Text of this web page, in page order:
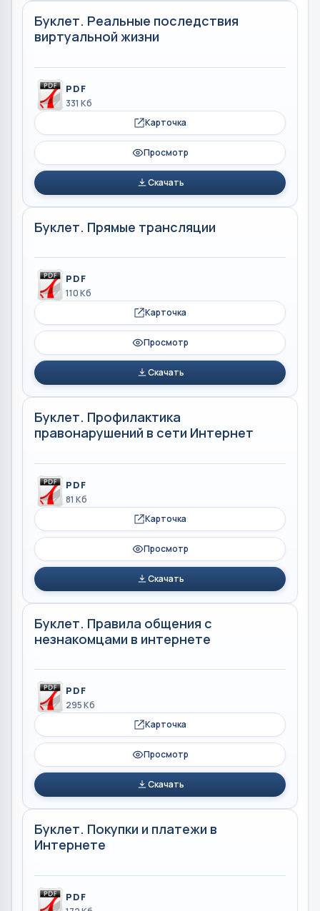
Буклет. Реальные последствия
виртуальной жизни
PDF
331 Кб
Карточка
Просмотр
Скачать
Буклет. Прямые трансляции
PDF
110 Кб
Карточка
Просмотр
Скачать
Буклет. Профилактика
правонарушений в сети Интернет
PDF
81 Кб
Карточка
Просмотр
Скачать
Буклет. Правила общения с
незнакомцами в интернете
PDF
295 Кб
Карточка
Просмотр
Скачать
Буклет. Покупки и платежи в
Интернете
PDF